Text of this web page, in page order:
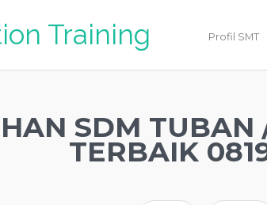
Training Profil SMT
SDM
TERBAIK